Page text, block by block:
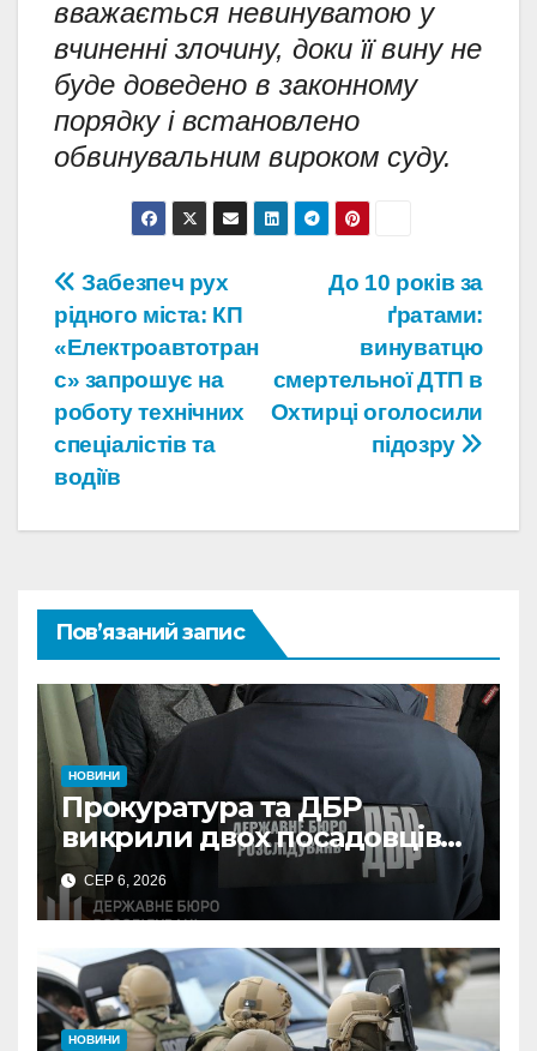
вважається невинуватою у
вчиненні злочину, доки її вину не
буде доведено в законному
порядку і встановлено
обвинувальним вироком суду.
Навігація
записів
До 10 років за
ґратами:
винуватцю
смертельної ДТП в
Охтирці оголосили
підозру
Забезпеч рух
рідного міста: КП
«Електроавтотран
с» запрошує на
роботу технічних
спеціалістів та
водіїв
Пов’язаний запис
НОВИНИ
Прокуратура та ДБР
викрили двох посадовців
ДПС Сумщини на вимаганні
неправомірної вигоди у
ФОПа
СЕР 6, 2026
НОВИНИ